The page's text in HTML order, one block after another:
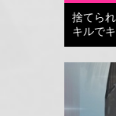
捨てら
キルで